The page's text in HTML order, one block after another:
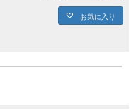
お気に入り